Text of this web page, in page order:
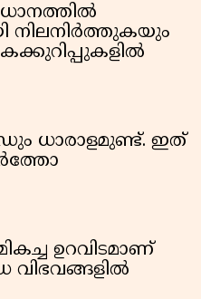
നിലനിർത്തുകയും
ധാരാളമുണ്ട്. ഇത്
ഉറവിടമാണ്